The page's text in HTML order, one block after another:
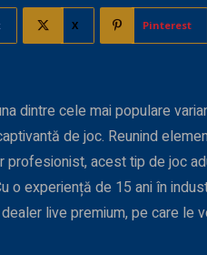
X Pinterest
dintre cele mai populare
de joc. Reunind
profesionist, acest tip de joc
o experiență de 15 ani în
live premium, pe care le